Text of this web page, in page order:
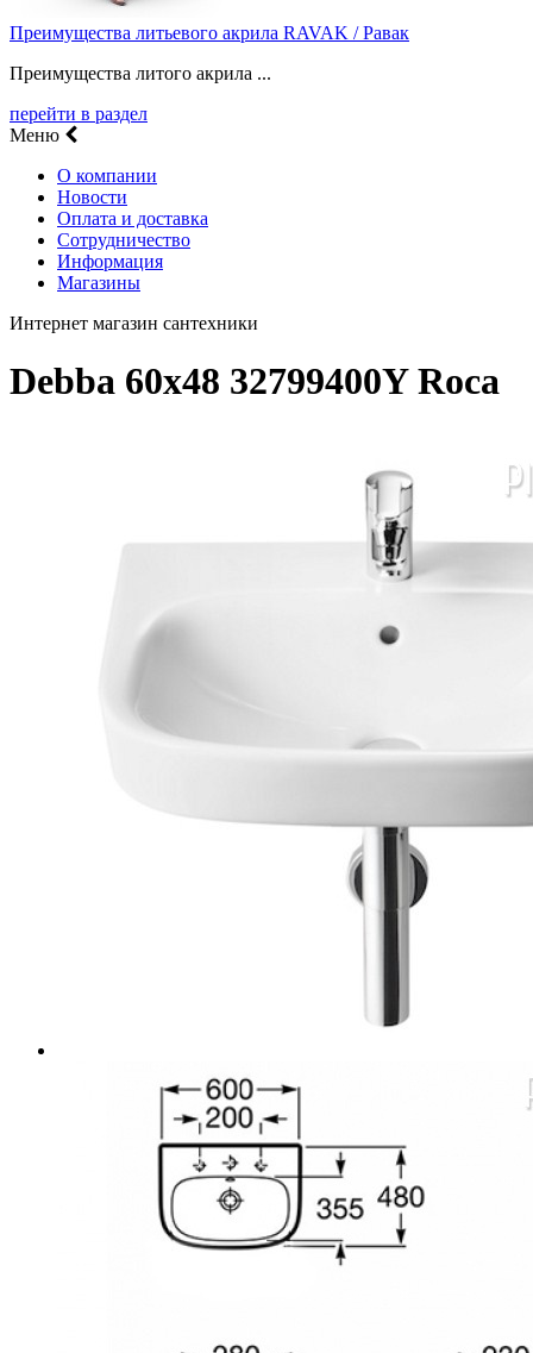
Преимущества литьевого акрила RAVAK / Равак
Преимущества литого акрила ...
перейти в раздел
Меню
О компании
Новости
Оплата и доставка
Сотрудничество
Информация
Магазины
Интернет магазин сантехники
Debba 60х48 32799400Y Roca